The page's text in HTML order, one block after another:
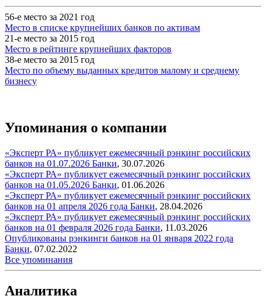
56-е место за 2021 год
Место в списке крупнейших банков по активам
21-е место за 2015 год
Место в рейтинге крупнейших факторов
38-е место за 2015 год
Место по объему выданных кредитов малому и среднему
бизнесу
Упоминания о компании
«Эксперт РА» публикует ежемесячный рэнкинг российских
банков на 01.07.2026 Банки, 30.07.2026
«Эксперт РА» публикует ежемесячный рэнкинг российских
банков на 01.05.2026 Банки, 01.06.2026
«Эксперт РА» публикует ежемесячный рэнкинг российских
банков на 01 апреля 2026 года Банки, 28.04.2026
«Эксперт РА» публикует ежемесячный рэнкинг российских
банков на 01 февраля 2026 года Банки, 11.03.2026
Опубликованы рэнкинги банков на 01 января 2022 года
Банки, 07.02.2022
Все упоминания
Аналитика